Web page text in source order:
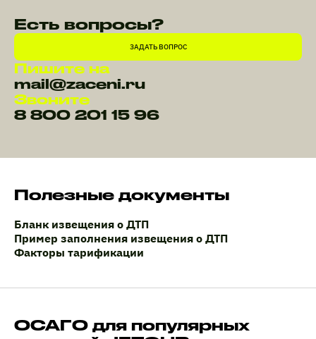
Есть вопросы?
ЗАДАТЬ ВОПРОС
Пишите на
mail@zaceni.ru
Звоните
8 800 201 15 96
Полезные документы
Бланк извещения о ДТП
Пример заполнения извещения о ДТП
Факторы тарификации
ОСАГО для популярных